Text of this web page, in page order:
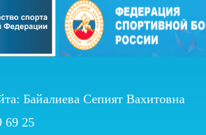
Байалиева Сепият Вахитовна
69 25